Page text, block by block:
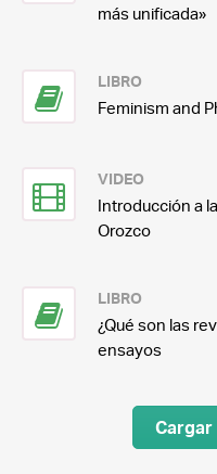
más unificada»
LIBRO
Feminism and
VIDEO
Introducción a
Orozco
LIBRO
¿Qué son las
ensayos